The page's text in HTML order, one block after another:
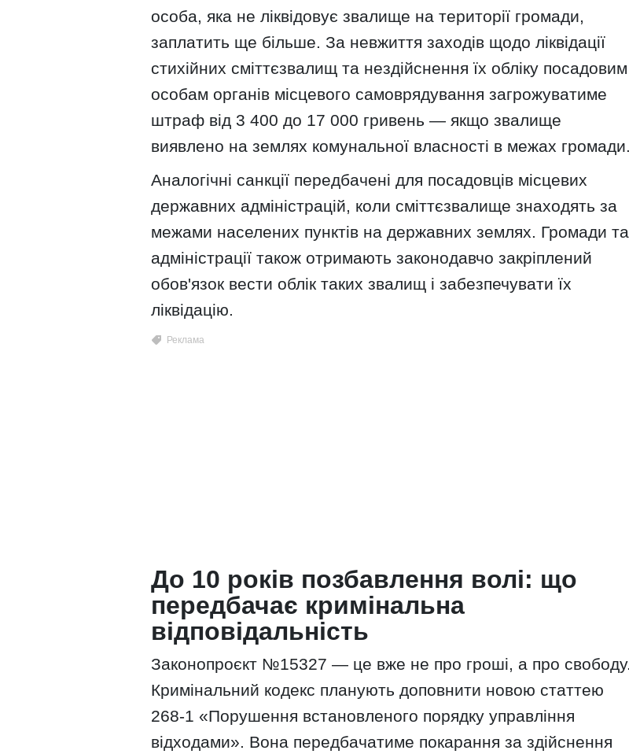
особа, яка не ліквідовує звалище на території громади,
заплатить ще більше. За невжиття заходів щодо ліквідації
стихійних сміттєзвалищ та нездійснення їх обліку посадовим
особам органів місцевого самоврядування загрожуватиме
штраф від 3 400 до 17 000 гривень — якщо звалище
виявлено на землях комунальної власності в межах громади.
Аналогічні санкції передбачені для посадовців місцевих
державних адміністрацій, коли сміттєзвалище знаходять за
межами населених пунктів на державних землях. Громади та
адміністрації також отримають законодавчо закріплений
обов'язок вести облік таких звалищ і забезпечувати їх
ліквідацію.
До 10 років позбавлення волі: що
передбачає кримінальна
відповідальність
Законопроєкт №15327 — це вже не про гроші, а про свободу.
Кримінальний кодекс планують доповнити новою статтею
268-1 «Порушення встановленого порядку управління
відходами». Вона передбачатиме покарання за здійснення